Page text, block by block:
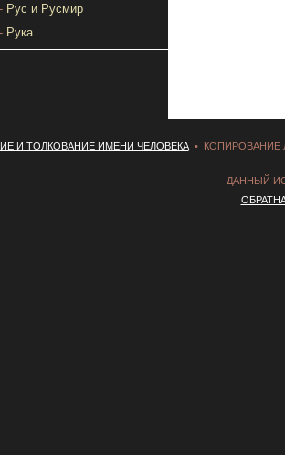
- Рус и Русмир
- Рука
И ТОЛКОВАНИЕ ИМЕНИ ЧЕЛОВЕКА• КОПИРОВАНИЕ
ДАННЫЙ